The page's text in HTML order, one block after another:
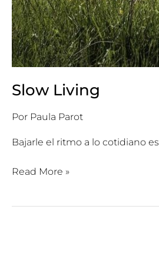
Slow Living
Por Paula Parot
Bajarle el ritmo a lo cotidiano
Read More »